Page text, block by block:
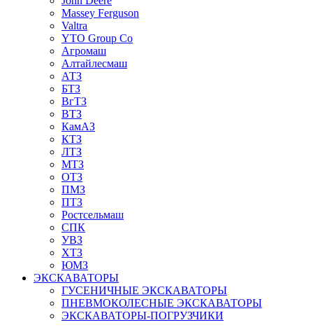
Massey Ferguson
Valtra
YTO Group Co
Агромаш
Алтайлесмаш
АТЗ
БТЗ
ВгТЗ
ВТЗ
КамАЗ
КТЗ
ЛТЗ
МТЗ
ОТЗ
ПМЗ
ПТЗ
Ростсельмаш
СПК
УВЗ
ХТЗ
ЮМЗ
ЭКСКАВАТОРЫ
ГУСЕНИЧНЫЕ ЭКСКАВАТОРЫ
ПНЕВМОКОЛЕСНЫЕ ЭКСКАВАТОРЫ
ЭКСКАВАТОРЫ-ПОГРУЗЧИКИ